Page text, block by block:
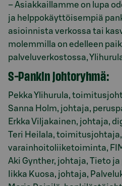
– Asiakkaillamme on lupa
ja helppokäyttöisempiä
asioinnista verkossa tai
molemmilla on edelleen
palveluverkostossa,
S-Pankin johtoryhmä:
Pekka Ylihurula,
Sanna Holm, johtaja,
Erkka Viljakainen, johtaja,
Teri Heilala, toimitusjohtaja,
varainhoitoliiketoiminta,
Aki Gynther, johtaja, Tieto ja
Iikka Kuosa, johtaja,